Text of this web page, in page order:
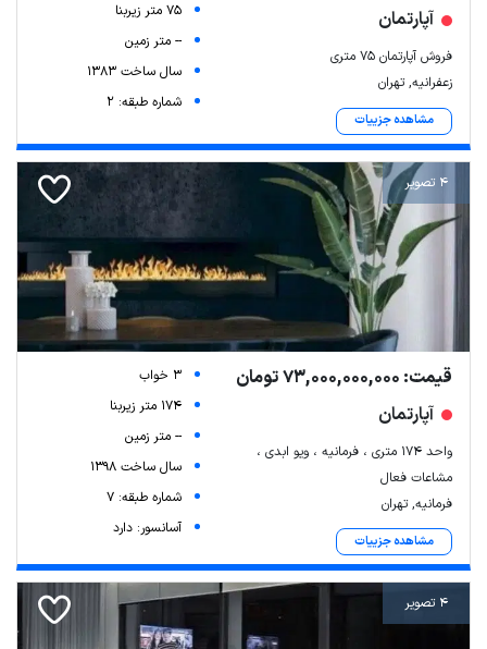
آپارتمان
فروش آپارتمان ۷۵ متری
زعفرانیه, تهران
مشاهده جزییات
75 متر زیربنا
-- متر زمین
سال ساخت 1383
شماره طبقه: 2
4 تصویر
قیمت: 73,000,000,000 تومان
آپارتمان
واحد ۱۷۴ متری ، فرمانیه ، ویو ابدی ،
مشاعات فعال
فرمانیه, تهران
مشاهده جزییات
3 خواب
174 متر زیربنا
-- متر زمین
سال ساخت 1398
شماره طبقه: 7
آسانسور: دارد
4 تصویر